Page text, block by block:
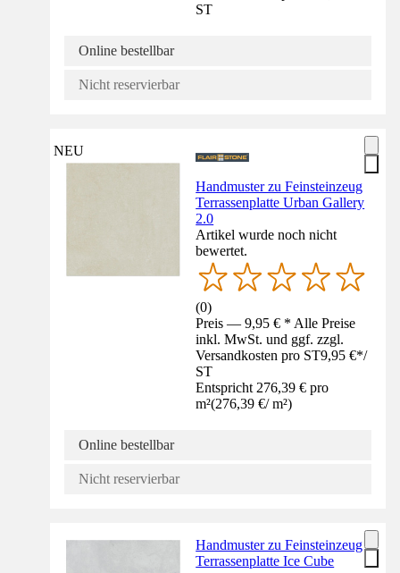
ST
Online bestellbar
Nicht reservierbar
NEU
Handmuster zu Feinsteinzeug
Terrassenplatte Urban Gallery
2.0
Artikel wurde noch nicht
bewertet.
(0)
Preis — 9,95 € * Alle Preise
inkl. MwSt. und ggf. zzgl.
Versandkosten pro ST9,95 €*/
ST
Entspricht 276,39 € pro
m²(276,39 €/ m²)
Online bestellbar
Nicht reservierbar
Handmuster zu Feinsteinzeug
Terrassenplatte Ice Cube